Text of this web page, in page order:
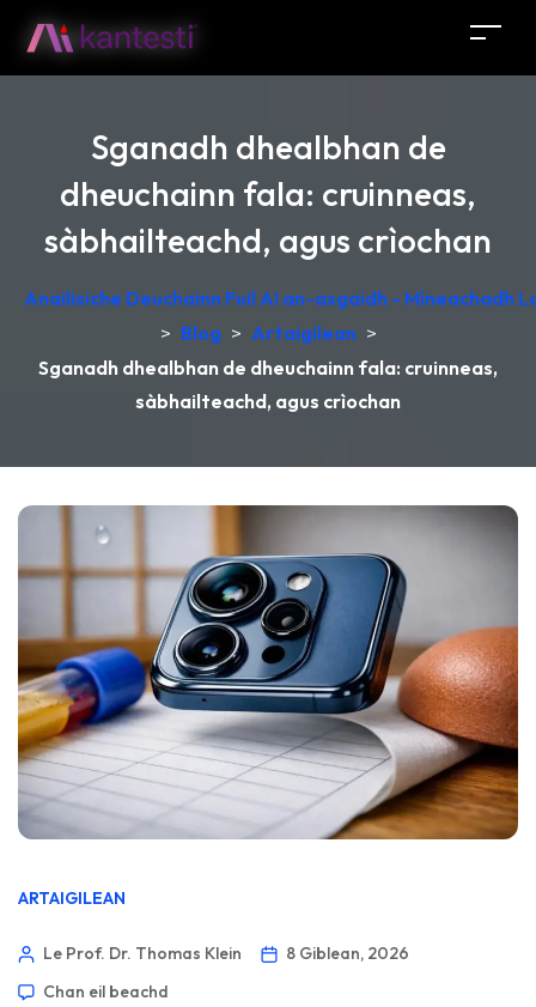
Sganadh dhealbhan de
dheuchainn fala: cruinneas,
sàbhailteachd, agus crìochan
Anailisiche Deuchainn Fuil AI an-asgaidh - Mìneachadh
> Blog > Artaigilean >
Sganadh dhealbhan de dheuchainn fala: cruinneas,
sàbhailteachd, agus crìochan
ARTAIGILEAN
Le Prof. Dr. Thomas Klein
8 Giblean, 2026
Chan eil beachd